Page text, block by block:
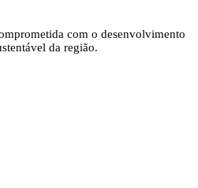
com o desenvolvimento
da região.